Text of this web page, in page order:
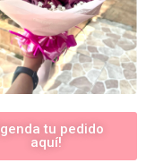
tu pedido
aquí!